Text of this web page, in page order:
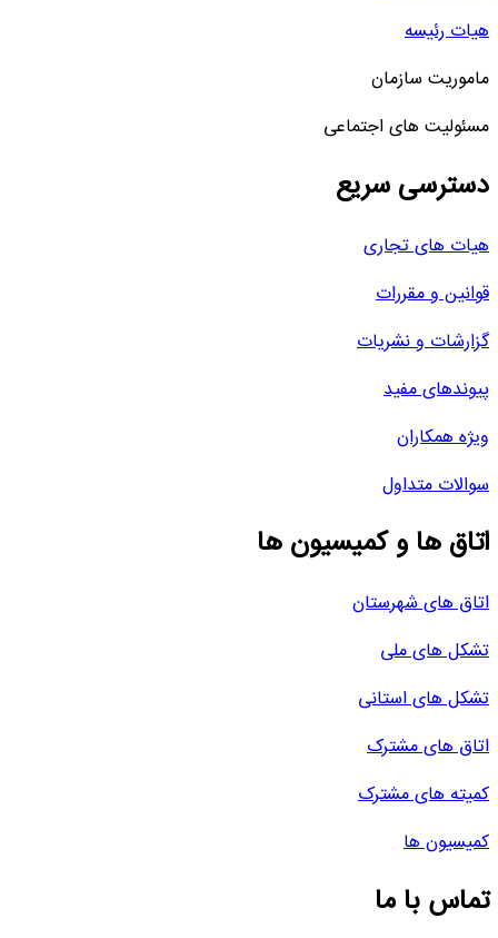
هیات رئیسه
ماموریت سازمان
مسئولیت های اجتماعی
دسترسی سریع
هیات های تجاری
قوانین و مقررات
گزارشات و نشریات
پیوندهای مفید
ویژه همکاران
سوالات متداول
اتاق ها و کمیسیون ها
اتاق های شهرستان
تشکل های ملی
تشکل های استانی
اتاق های مشترک
کمیته های مشترک
کمیسیون ها
تماس با ما